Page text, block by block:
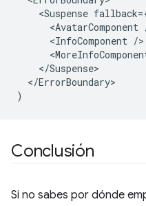
<Suspense fallback=
<AvatarComponent
<InfoComponent /
<
</Suspense
</ErrorBoundary
)
Conclusión
Si no sabes por dónde